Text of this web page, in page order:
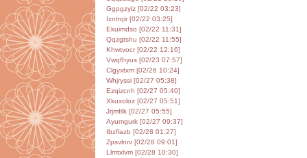
Ggpgzyiz [02/22 03:23]
Izntrqir [02/22 03:25]
Ekuimdso [02/22 11:31]
Qqzgtshu [02/22 11:55]
Khwtvocr [02/22 12:16]
Vwqfhyus [02/23 07:57]
Clgyxtxm [02/26 10:24]
Whjryssi [02/27 05:38]
Ezqizcnh [02/27 05:40]
Xkuxoloz [02/27 05:51]
Jrjmfilk [02/27 05:55]
Ayumgurk [02/27 09:37]
Ibzflazb [02/28 01:27]
Zpsvlnrv [02/28 09:01]
Llmtxlvm [02/28 10:30]